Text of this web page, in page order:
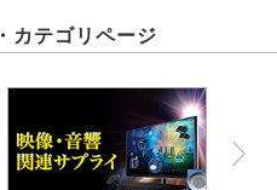
カテゴリページ